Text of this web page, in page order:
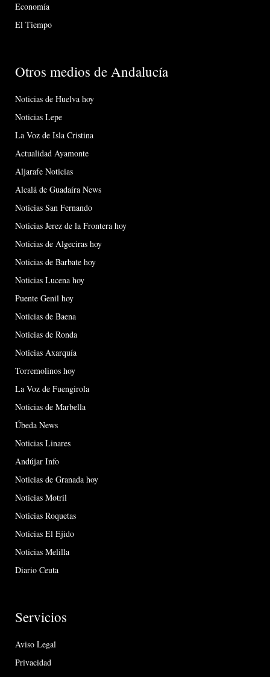
Economía
El Tiempo
Otros medios de Andalucía
Noticias de Huelva hoy
Noticias Lepe
La Voz de Isla Cristina
Actualidad Ayamonte
Aljarafe Noticias
Alcalá de Guadaíra News
Noticias San Fernando
Noticias Jerez de la Frontera hoy
Noticias de Algeciras hoy
Noticias de Barbate hoy
Noticias Lucena hoy
Puente Genil hoy
Noticias de Baena
Noticias de Ronda
Noticias Axarquía
Torremolinos hoy
La Voz de Fuengirola
Noticias de Marbella
Úbeda News
Noticias Linares
Andújar Info
Noticias de Granada hoy
Noticias Motril
Noticias Roquetas
Noticias El Ejido
Noticias Melilla
Diario Ceuta
Servicios
Aviso Legal
Privacidad